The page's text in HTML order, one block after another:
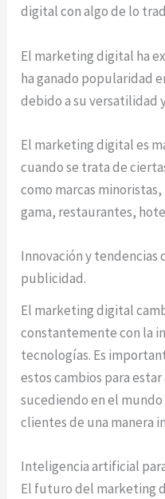
digital con algo de lo
El marketing digital ha
ha ganado popularidad
debido a su versatilidad
El marketing digital es
cuando se trata de
como marcas
gama, restaurantes,
Innovación y
publicidad.
El marketing digital
constantemente con la
tecnologías. Es
estos cambios para
sucediendo en el
clientes de una manera
Inteligencia artificial
El futuro del marketing